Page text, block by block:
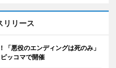
リリース
悪役のエンディングは死のみ」
ッコマで開催